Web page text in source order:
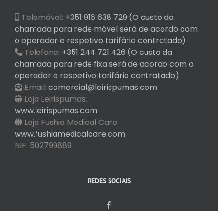
Telemóvel: +351 916 638 729 (O custo da
chamada para rede móvel será de acordo com
o operador e respetivo tarifário contratado)
Telefone: +351 244 721 426 (O custo da
chamada para rede fixa será de acordo com o
operador e respetivo tarifário contratado)
Email: comercial@leirispumas.com
Loja Leirispumas:
www.leirispumas.com
Loja Fushia Medical Care:
www.fushiamedicalcare.com
NIF: 502799889
REDES SOCIAIS